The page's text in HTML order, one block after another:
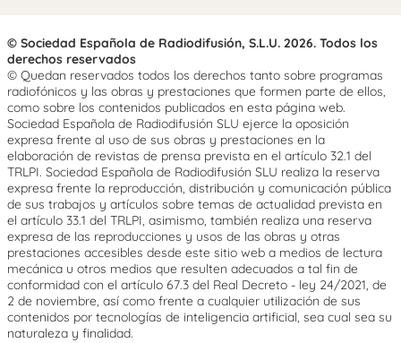
© Sociedad Española de Radiodifusión, S.L.U. 2026. Todos los
derechos reservados
© Quedan reservados todos los derechos tanto sobre programas
radiofónicos y las obras y prestaciones que formen parte de ellos,
como sobre los contenidos publicados en esta página web.
Sociedad Española de Radiodifusión SLU ejerce la oposición
expresa frente al uso de sus obras y prestaciones en la
elaboración de revistas de prensa prevista en el artículo 32.1 del
TRLPI. Sociedad Española de Radiodifusión SLU realiza la reserva
expresa frente la reproducción, distribución y comunicación pública
de sus trabajos y artículos sobre temas de actualidad prevista en
el artículo 33.1 del TRLPI, asimismo, también realiza una reserva
expresa de las reproducciones y usos de las obras y otras
prestaciones accesibles desde este sitio web a medios de lectura
mecánica u otros medios que resulten adecuados a tal fin de
conformidad con el artículo 67.3 del Real Decreto - ley 24/2021, de
2 de noviembre, así como frente a cualquier utilización de sus
contenidos por tecnologías de inteligencia artificial, sea cual sea su
naturaleza y finalidad.